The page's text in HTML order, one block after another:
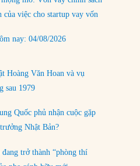
drone’ có giúp
cục diện chiến trường?
MORE
của việc cho startup vay vốn
nay: 04/08/2026
Hoàng Văn Hoan và vụ
sau 1979
Quốc phủ nhận cuộc gặp
Nhật Bản?
trở thành “phòng thí